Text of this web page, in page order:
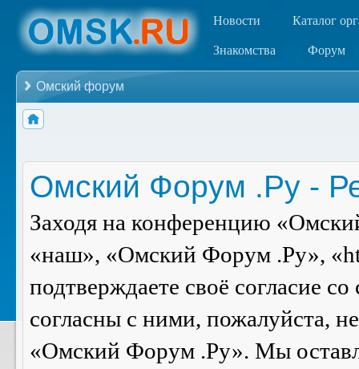
Новости Каталог
Знакомства Форум
Омский форум
Омский Форум .Ру -
Заходя на конференцию
«наш», «Омский Форум .Ру»,
подтверждаете своё согласие
согласны с ними, пожалуйста,
«Омский Форум .Ру». Мы